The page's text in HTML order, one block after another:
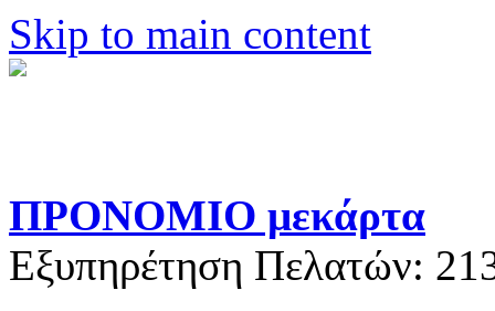
Skip to main content
ΠΡΟΝΟΜΙΟ μεκάρτα
Εξυπηρέτηση Πελατών: